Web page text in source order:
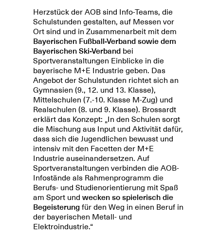
Herzstück der AOB sind Info-Teams, die
Schulstunden gestalten, auf Messen vor
Ort sind und in Zusammenarbeit mit dem
Bayerischen Fußball-Verband sowie dem
Bayerischen Ski-Verband bei
Sportveranstaltungen Einblicke in die
bayerische M+E Industrie geben. Das
Angebot der Schulstunden richtet sich an
Gymnasien (9., 12. und 13. Klasse),
Mittelschulen (7.-10. Klasse M-Zug) und
Realschulen (8. und 9. Klasse). Brossardt
erklärt das Konzept: „In den Schulen sorgt
die Mischung aus Input und Aktivität dafür,
dass sich die Jugendlichen bewusst und
intensiv mit den Facetten der M+E
Industrie auseinandersetzen. Auf
Sportveranstaltungen verbinden die AOB-
Infostände als Rahmenprogramm die
Berufs- und Studienorientierung mit Spaß
am Sport und wecken so spielerisch die
Begeisterung für den Weg in einen Beruf in
der bayerischen Metall- und
Elektroindustrie.“